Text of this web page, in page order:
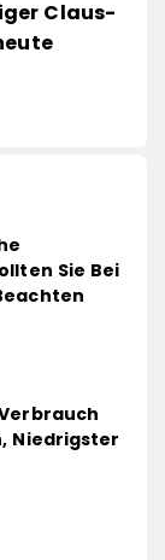
Claus-
Sie Bei
Niedrigster